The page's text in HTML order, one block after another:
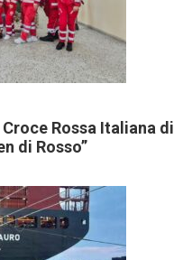
Rossa Italiana di
di Rosso”